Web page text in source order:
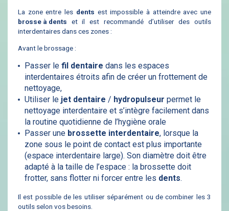
La zone entre les dents est impossible à atteindre avec une
brosse à dents et il est recommandé d’utiliser des outils
interdentaires dans ces zones :
Avant le brossage :
Passer le fil dentaire dans les espaces
interdentaires étroits afin de créer un frottement de
nettoyage,
Utiliser le jet dentaire / hydropulseur permet le
nettoyage interdentaire et s’intègre facilement dans
la routine quotidienne de l’hygiène orale
Passer une brossette interdentaire, lorsque la
zone sous le point de contact est plus importante
(espace interdentaire large). Son diamètre doit être
adapté à la taille de l’espace : la brossette doit
frotter, sans flotter ni forcer entre les dents.
Il est possible de les utiliser séparément ou de combiner les 3
outils selon vos besoins.